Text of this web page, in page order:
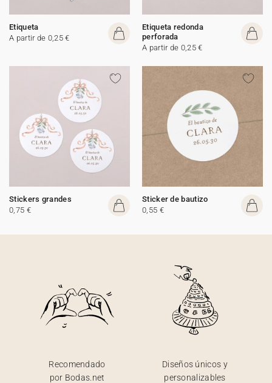
Etiqueta
A partir de 0,25 €
Etiqueta redonda
perforada
A partir de 0,25 €
Stickers grandes
0,75 €
Sticker de bautizo
0,55 €
Recomendado
por Bodas.net
Diseños únicos y
personalizables